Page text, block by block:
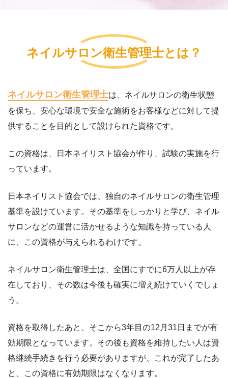
ネイルサロン衛生管理士とは？
ネイルサロン衛生管理士は、ネイルサロンの衛生状態
を保ち、安心な環境で安全な施術をお客様などに対して提
供することを目的として設けられた資格です。
この資格は、日本ネイリスト協会が作り、試験の実施を行
っています。
日本ネイリスト協会では、独自のネイルサロンの衛生管理
基準を設けています。その基準をしっかりと学び、ネイル
サロンなどの運営に活かせるような知識を持っている人
に、この資格が与えられるわけです。
ネイルサロン衛生管理士は、全国にすでに6万人以上が存
在しており、その数は今後も確実に増え続けていくでしょ
う。
資格を取得したあと、そこから3年目の12月31日までが有
効期限となっています。その後も資格を維持したい人は資
格継続手続きを行う必要がありますが、これが完了したあ
と、この資格に有効期限はなくなります。